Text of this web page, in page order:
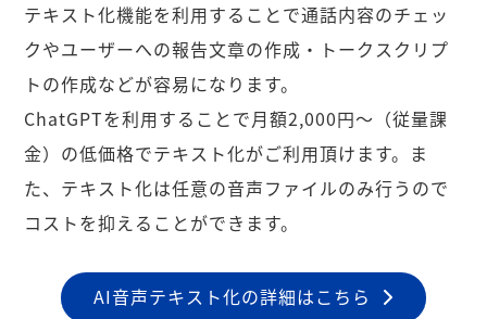
テキスト化機能を利用することで通話内容のチェッ
クやユーザーへの報告文章の作成・トークスクリプ
トの作成などが容易になります。
ChatGPTを利用することで月額2,000円〜（従量課
金）の低価格でテキスト化がご利用頂けます。ま
た、テキスト化は任意の音声ファイルのみ行うので
コストを抑えることができます。
AI音声テキスト化の詳細はこちら